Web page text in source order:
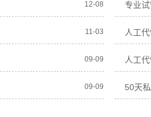
12-08 专业
11-03 人工
09-09 人工
09-09 50天